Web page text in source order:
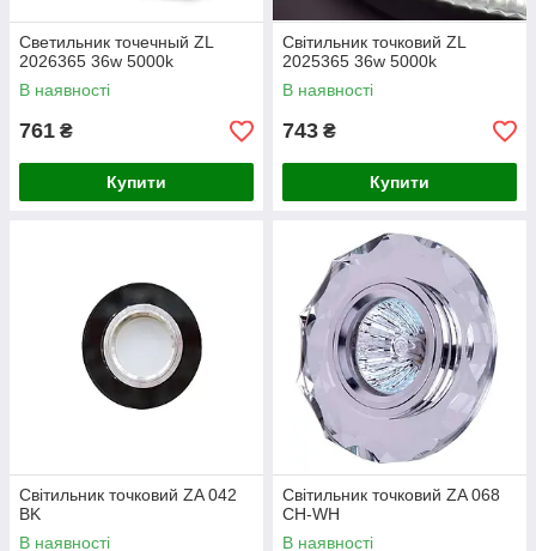
Светильник точечный ZL
2026365 36w 5000k
В наявності
761 ₴
Купити
Світильник точковий ZL
2025365 36w 5000k
В наявності
743 ₴
Купити
Світильник точковий ZA 042
BK
В наявності
Світильник точковий ZA 068
CH-WH
В наявності